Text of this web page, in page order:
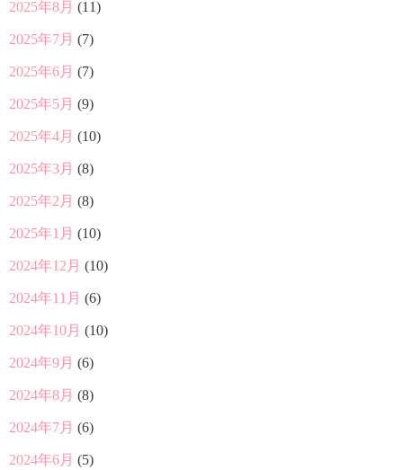
2025年8月 (11)
2025年7月 (7)
2025年6月 (7)
2025年5月 (9)
2025年4月 (10)
2025年3月 (8)
2025年2月 (8)
2025年1月 (10)
2024年12月 (10)
2024年11月 (6)
2024年10月 (10)
2024年9月 (6)
2024年8月 (8)
2024年7月 (6)
2024年6月 (5)